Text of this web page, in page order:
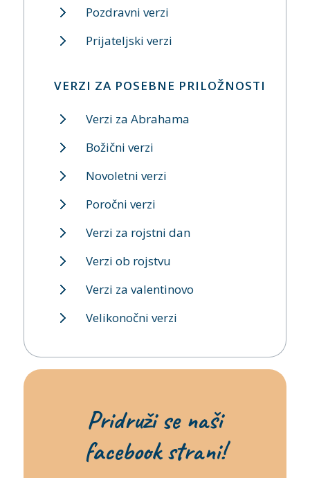
Pozdravni verzi
Prijateljski verzi
VERZI ZA POSEBNE PRILOŽNOSTI
Verzi za Abrahama
Božični verzi
Novoletni verzi
Poročni verzi
Verzi za rojstni dan
Verzi ob rojstvu
Verzi za valentinovo
Velikonočni verzi
Pridruži se naši
facebook strani!